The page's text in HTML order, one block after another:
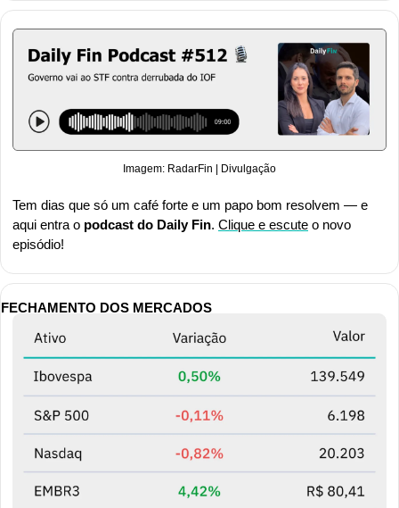
Imagem: RadarFin | Divulgação
Tem dias que só um café forte e um papo bom resolvem — e
aqui entra o podcast do Daily Fin. Clique e escute o novo
episódio!
FECHAMENTO DOS MERCADOS